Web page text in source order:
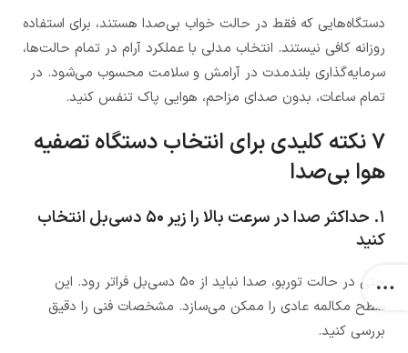
دستگاه‌هایی که فقط در حالت خواب بی‌صدا هستند، برای استفاده
روزانه کافی نیستند. انتخاب مدلی با عملکرد آرام در تمام حالت‌ها،
سرمایه‌گذاری بلندمدت در آرامش و سلامت محسوب می‌شود. در
تمام ساعات، بدون صدای مزاحم، هوایی پاک تنفس کنید.
۷ نکته کلیدی برای انتخاب دستگاه تصفیه
هوا بی‌صدا
۱. حداکثر صدا در سرعت بالا را زیر ۵۰ دسی‌بل انتخاب
کنید
حتی در حالت توربو، صدا نباید از ۵۰ دسی‌بل فراتر رود. این
سطح مکالمه عادی را ممکن می‌سازد. مشخصات فنی را دقیق
بررسی کنید.